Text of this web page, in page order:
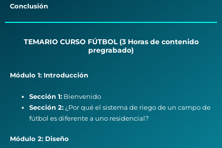
Conclusión
TEMARIO CURSO FÚTBOL (3 Horas de contenido
pregrabado)
Módulo 1: Introducción
Sección 1: Bienvenido
Sección 2: ¿Por qué el sistema de riego de un campo de
fútbol es diferente a uno residencial?
Módulo 2: Diseño